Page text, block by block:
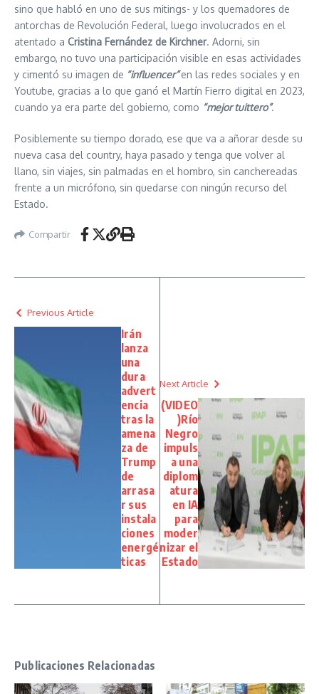
sino que habló en uno de sus mitings- y los quemadores de
antorchas de Revolución Federal, luego involucrados en el
atentado a Cristina Fernández de Kirchner. Adorni, sin
embargo, no tuvo una participación visible en esas actividades
y cimentó su imagen de “influencer”en las redes sociales y en
Youtube, gracias a lo que ganó el Martín Fierro digital en 2023,
cuando ya era parte del gobierno, como “mejor tuittero”.
Posiblemente su tiempo dorado, ese que va a añorar desde su
nueva casa del country, haya pasado y tenga que volver al
llano, sin viajes, sin palmadas en el hombro, sin canchereadas
frente a un micrófono, sin quedarse con ningún recurso del
Estado.
Compartir
Previous Article
Irán
lanza
una
dura
advert
encia
tras la
amena
za de
Trump
de
arrasa
r sus
instala
ciones
energé
ticas
Next Article
(VIDEO
)Río
Negro
impuls
a una
diplom
atura
en IA
para
moder
nizar el
Estado
Publicaciones Relacionadas